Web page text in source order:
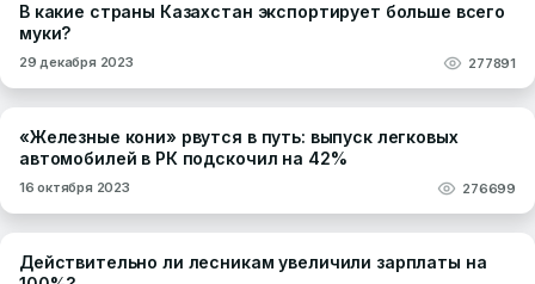
В какие страны Казахстан экспортирует больше всего
муки?
29 декабря 2023 277891
«Железные кони» рвутся в путь: выпуск легковых
автомобилей в РК подскочил на 42%
16 октября 2023 276699
Действительно ли лесникам увеличили зарплаты на